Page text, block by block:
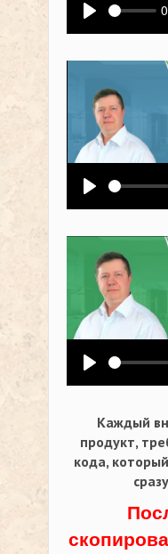
Каждый
продукт,
кода,